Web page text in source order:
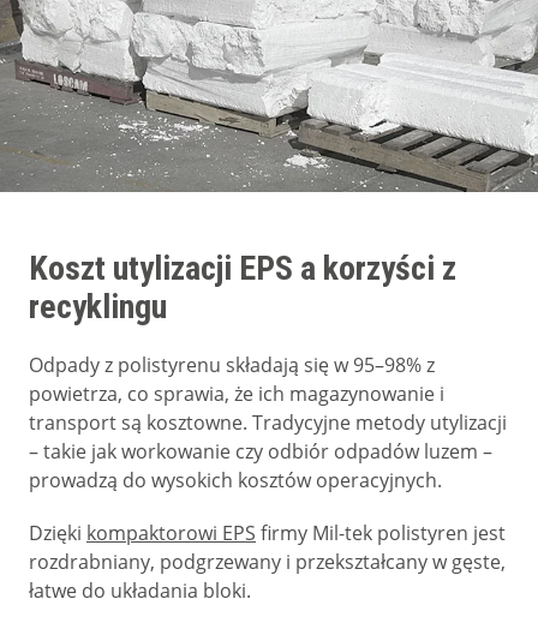
Koszt utylizacji EPS a korzyści z
recyklingu
Odpady z polistyrenu składają się w 95–98% z
powietrza, co sprawia, że ich magazynowanie i
transport są kosztowne. Tradycyjne metody utylizacji
– takie jak workowanie czy odbiór odpadów luzem –
prowadzą do wysokich kosztów operacyjnych.
Dzięki kompaktorowi EPS firmy Mil-tek polistyren jest
rozdrabniany, podgrzewany i przekształcany w gęste,
łatwe do układania bloki.